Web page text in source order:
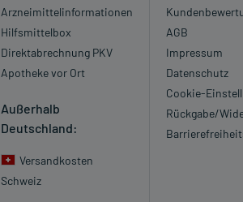
Arzneimittelinformationen
Hilfsmittelbox
Direktabrechnung PKV
Apotheke vor Ort
Außerhalb
Deutschland:
Versandkosten
Schweiz
AGB
Impressum
Datenschutz
Cookie-
Rückgabe/